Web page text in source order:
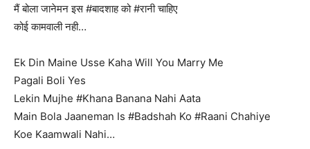
मैं बोला जानेमन इस #बादशाह को #रानी चाहिए
कोई कामवाली नही…
Ek Din Maine Usse Kaha Will You Marry Me
Pagali Boli Yes
Lekin Mujhe #Khana Banana Nahi Aata
Main Bola Jaaneman Is #Badshah Ko #Raani Chahiye
Koe Kaamwali Nahi…